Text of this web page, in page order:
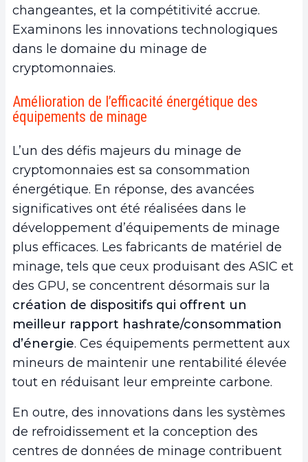
changeantes, et la compétitivité accrue.
Examinons les innovations technologiques
dans le domaine du minage de
cryptomonnaies.
Amélioration de l’efficacité énergétique des
équipements de minage
L’un des défis majeurs du minage de
cryptomonnaies est sa consommation
énergétique. En réponse, des avancées
significatives ont été réalisées dans le
développement d’équipements de minage
plus efficaces. Les fabricants de matériel de
minage, tels que ceux produisant des ASIC et
des GPU, se concentrent désormais sur la
création de dispositifs qui offrent un
meilleur rapport hashrate/consommation
d’énergie. Ces équipements permettent aux
mineurs de maintenir une rentabilité élevée
tout en réduisant leur empreinte carbone.
En outre, des innovations dans les systèmes
de refroidissement et la conception des
centres de données de minage contribuent